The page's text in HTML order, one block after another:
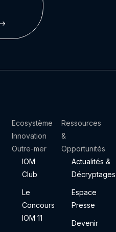
Ecosystème
Innovation
Outre-mer
IOM
Club
Le
Concours
IOM 11
Ressources
&
Opportunités
Actualités &
Décryptages
Espace
Presse
Devenir